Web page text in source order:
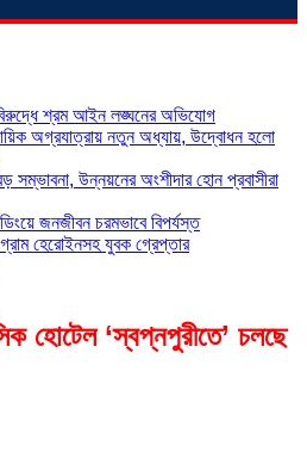
বিরুদ্ধে শ্রম আইন লঙ্ঘনের অভিযোগ
অগ্রযাত্রায় নতুন অধ্যায়, উদ্বোধন হলো
সম্ভাবনা, উন্নয়নের অংশীদার হোন প্রবাসীরা
জনজীবন চরমভাবে বিপর্যস্ত
গ্রাম হেরোইনসহ যুবক গ্রেপ্তার
হোটেল ‘স্বপ্নপুরীতে’ চলছে